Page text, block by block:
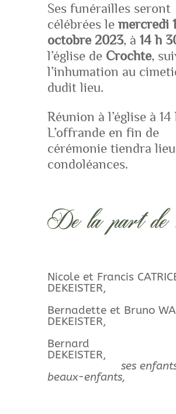
Ses funérailles seront
célébrées le mercredi
octobre 2023, à 14 h
l’église de Crochte,
l’inhumation au
dudit lieu.
Réunion à l’église à 14
L’offrande en fin de
cérémonie tiendra
condoléances.
De la part
Nicole et Francis
DEKEISTER,
Bernadette et Bruno
DEKEISTER,
Bernard
ses
beaux-enfants,